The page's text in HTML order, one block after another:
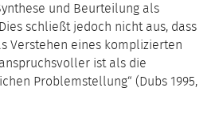
und Beurteilung als
schließt jedoch nicht aus, dass
Verstehen eines komplizierten
ist als die
Problemstellung“ (Dubs 1995,